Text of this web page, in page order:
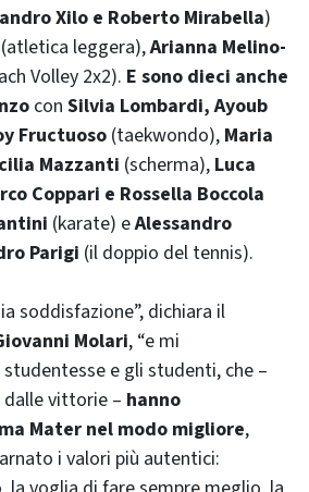
Xilo e Roberto Mirabella)
(atletica leggera),Arianna Melino-
Volley 2x2). E sono dieci anche
con Silvia Lombardi, Ayoub
Fructuoso (taekwondo), Maria
Mazzanti (scherma), Luca
Coppari e Rossella Boccola
(karate) eAlessandro
Parigi (il doppio del tennis).
soddisfazione”, dichiara il
Molari, “e mi
e gli studenti, che –
dalle vittorie – hanno
Mater nel modo migliore,
i valori più autentici: